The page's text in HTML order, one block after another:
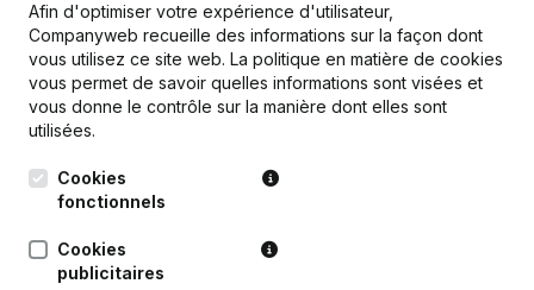
Afin d'optimiser votre expérience d'utilisateur,
Companyweb recueille des informations sur la façon dont
vous utilisez ce site web. La politique en matière de cookies
vous permet de savoir quelles informations sont visées et
vous donne le contrôle sur la manière dont elles sont
utilisées.
Cookies
fonctionnels
Cookies
publicitaires
Français
Kantorenpark Everest
Leuvensesteenweg
1800 Vilvoorde
Produit
Informations d’entreprise
Monitoring